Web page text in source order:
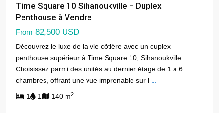
Time Square 10 Sihanoukville – Duplex
Penthouse à Vendre
From 82,500 USD
Découvrez le luxe de la vie côtière avec un duplex
penthouse supérieur à Time Square 10, Sihanoukville.
Choisissez parmi des unités au dernier étage de 1 à 6
chambres, offrant une vue imprenable sur l ...
1 1 140 m2